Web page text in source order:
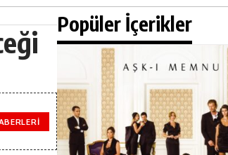
Popüler İçerikler